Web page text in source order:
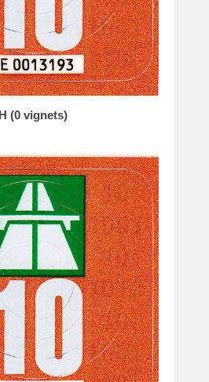
H (0 vignets)